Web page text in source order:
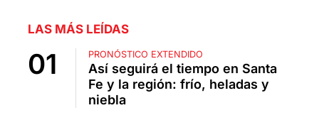
LAS MÁS LEÍDAS
PRONÓSTICO EXTENDIDO
Así seguirá el tiempo en Santa
Fe y la región: frío, heladas y
niebla